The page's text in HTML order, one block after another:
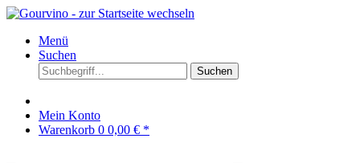
Menü
Suchen
Suchen
Mein Konto
Warenkorb 0 0,00 € *